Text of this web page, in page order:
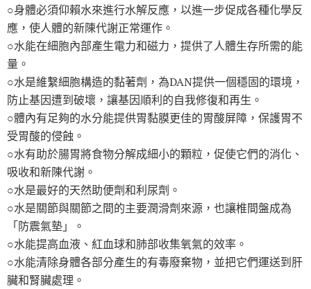
○身體必須仰賴水來進行水解反應，以進一步促成各種化學反
應，使人體的新陳代謝正常運作。
○水能在細胞內部產生電力和磁力，提供了人體生存所需的能
量。
○水是維繫細胞構造的黏著劑，為DAN提供一個穩固的環境，
防止基因遭到破壞，讓基因順利的自我修復和再生。
○體內有足夠的水分能提供胃黏膜更佳的胃酸屏障，保護胃不
受胃酸的侵蝕。
○水有助於腸胃將食物分解成細小的顆粒，促使它們的消化、
吸收和新陳代謝。
○水是最好的天然助便劑和利尿劑。
○水是關節與關節之間的主要潤滑劑來源，也讓椎間盤成為
「防震氣墊」。
○水能提高血液、紅血球和肺部收集氧氣的效率。
○水能清除身體各部分產生的有毒廢棄物，並把它們運送到肝
臟和腎臟處理。